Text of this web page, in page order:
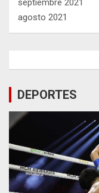
septiembre 2021
agosto 2021
DEPORTES